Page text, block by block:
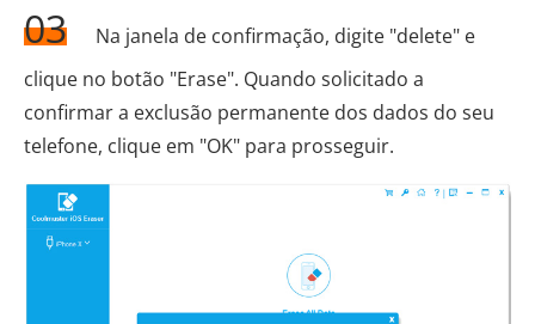
03
Na janela de confirmação, digite "delete" e
clique no botão "Erase". Quando solicitado a
confirmar a exclusão permanente dos dados do seu
telefone, clique em "OK" para prosseguir.